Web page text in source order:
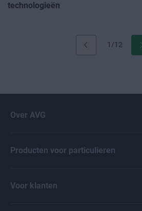
1/12
technologieën
Over AVG
Producten voor particulieren
Voor klanten